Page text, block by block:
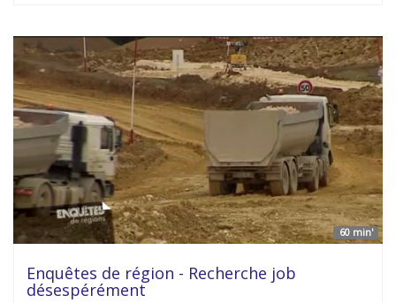
60 min'
Enquêtes de région - Recherche job
désespérément